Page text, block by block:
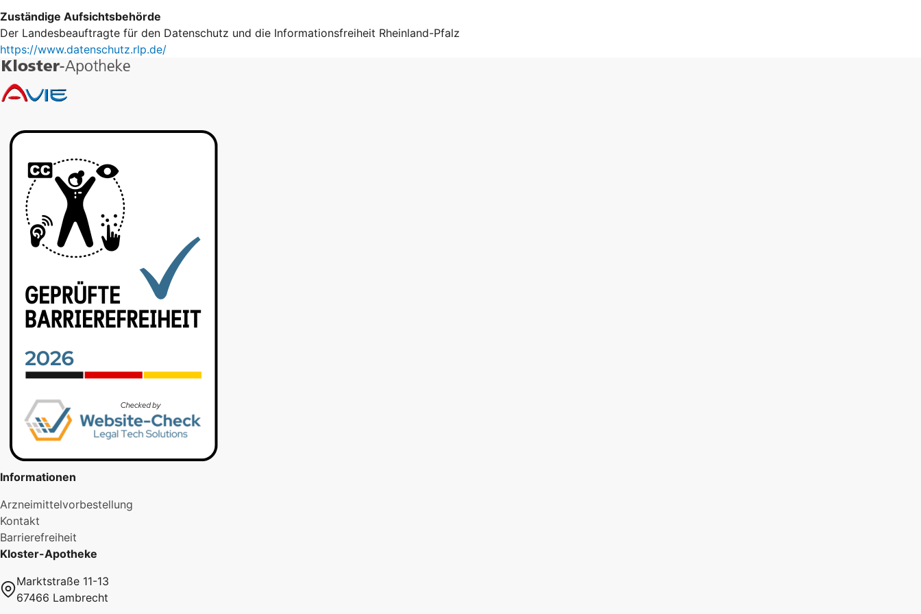
Zuständige Aufsichtsbehörde
Der Landesbeauftragte für den Datenschutz und die Informationsfreiheit Rheinland-Pfalz
https://www.datenschutz.rlp.de/
Informationen
Arzneimittelvorbestellung
Kontakt
Barrierefreiheit
Kloster-Apotheke
Marktstraße 11-13
67466 Lambrecht